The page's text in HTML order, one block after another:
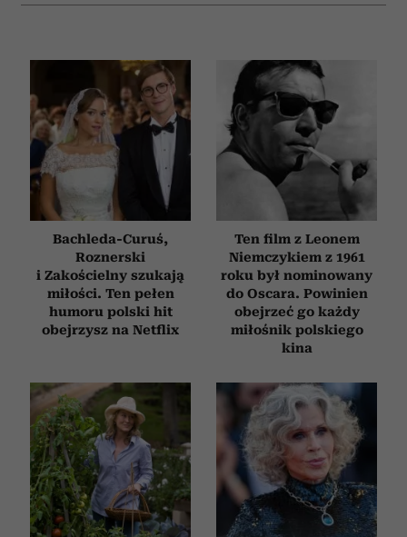
Bachleda-Curuś,
Roznerski
i Zakościelny szukają
miłości. Ten pełen
humoru polski hit
obejrzysz na Netflix
Ten film z Leonem
Niemczykiem z 1961
roku był nominowany
do Oscara. Powinien
obejrzeć go każdy
miłośnik polskiego
kina